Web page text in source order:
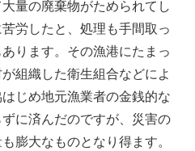
量の廃棄物がためられてし
労したと、処理も手間取っ
ります。その漁港にたまっ
組織した衛生組合などによ
じめ地元漁業者の金銭的な
に済んだのですが、災害の
膨大なものとなり得ます。